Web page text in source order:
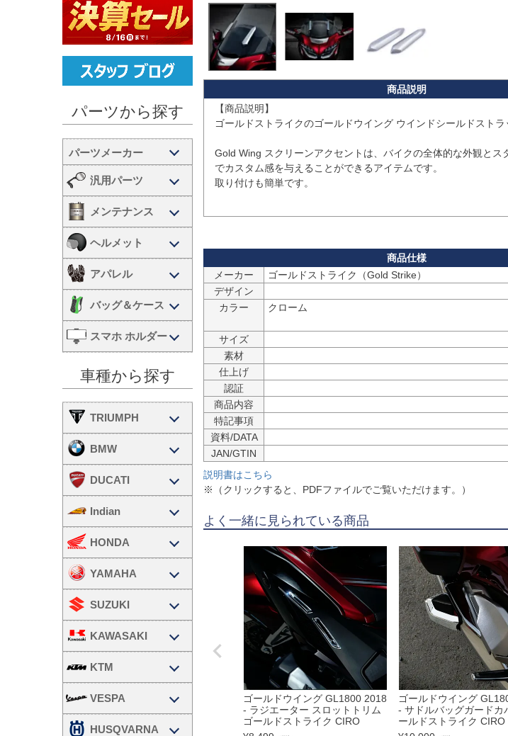
パーツから探す
汎用パーツ
メンテナンス
ヘルメット
アパレル
バッグ＆ケース
スマホ ホルダー
車種から探す
TRIUMPH
BMW
DUCATI
Indian
HONDA
YAMAHA
SUZUKI
KAWASAKI
KTM
VESPA
HUSQVARNA
【商品説明】
ゴールドストライクのゴールドウイング ウインドシールドストラ
Gold Wing スクリーンアクセントは、バイクの全体的な外観とス
でカスタム感を与えることができるアイテムです。
取り付けも簡単です。
メーカー
ゴールドストライク（Gold Strike）
デザイン
カラー
クローム
サイズ
素材
仕上げ
認証
商品内容
特記事項
資料/DATA
JAN/GTIN
説明書はこちら
※（クリックすると、PDFファイルでご覧いただけます。）
よく一緒に見られている商品
ゴールドウイング GL1800 2018
- ラジエーター スロットトリム
ゴールドストライク CIRO
ゴールドウイング
- サドルバッグガードカ
ールドストライク CIRO